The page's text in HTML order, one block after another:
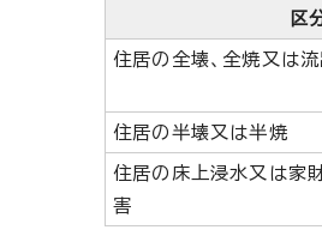
区
住居の全壊、全焼又は流
住居の半壊又は半焼
住居の床上浸水又は家
害